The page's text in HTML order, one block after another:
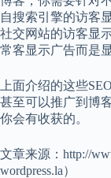
自搜索引擎的访客
社交网站的访客显
常客显示广告而是
上面介绍的这些
甚至可以推广到博
你会有收获的。
文章来源：http://
wordpress.la）